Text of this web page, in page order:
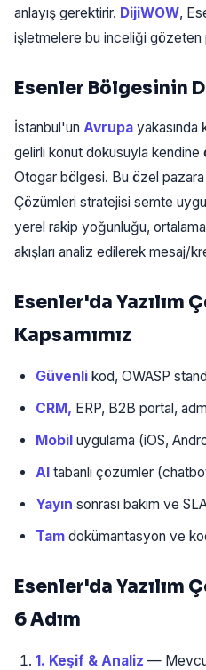
anlayış gerektirir. DijiWOW,
işletmelere bu inceliği
Esenler Bölgesinin
İstanbul'un Avrupa yakasında
gelirli konut dokusuyla
Otogar bölgesi. Bu özel pazara
Çözümleri stratejisi semte
yerel rakip yoğunluğu,
akışları analiz edilerek mesaj/
Esenler'da Yazılım
Kapsamımız
Güvenli kod, OWASP
CRM, ERP, B2B portal,
Mobil uygulama (iOS,
AI tabanlı çözümler
Yayın sonrası bakım ve
Tam dokümantasyon ve
Esenler'da Yazılım
6 Adım
1. Keşif & Analiz —